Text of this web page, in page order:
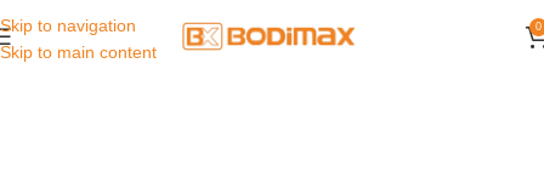
Skip to navigation
Skip to main content
0